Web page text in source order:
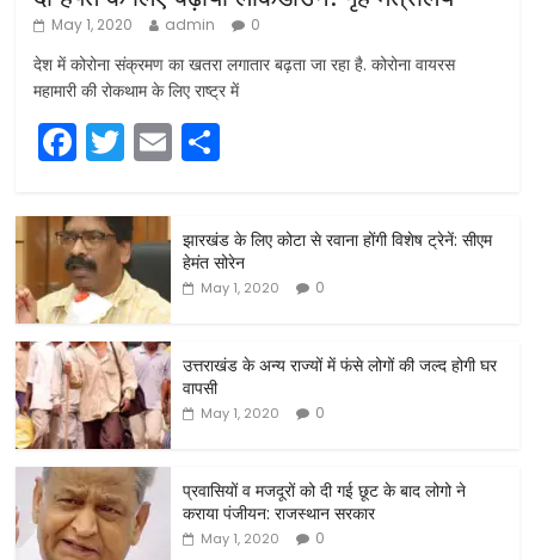
May 1, 2020 admin 0
देश में कोरोना संक्रमण का खतरा लगातार बढ़ता जा रहा है. कोरोना वायरस
महामारी की रोकथाम के लिए राष्ट्र में
F
c
e
b
o
o
k
T
itt
er
E
ar
e
झारखंड के लिए कोटा से रवाना होंगी विशेष ट्रेनें: सीएम
हेमंत सोरेन
May 1, 2020 0
उत्तराखंड के अन्य राज्यों में फंसे लोगों की जल्द होगी घर
वापसी
May 1, 2020 0
प्रवासियों व मजदूरों को दी गई छूट के बाद लोगो ने
कराया पंजीयन: राजस्थान सरकार
May 1, 2020 0